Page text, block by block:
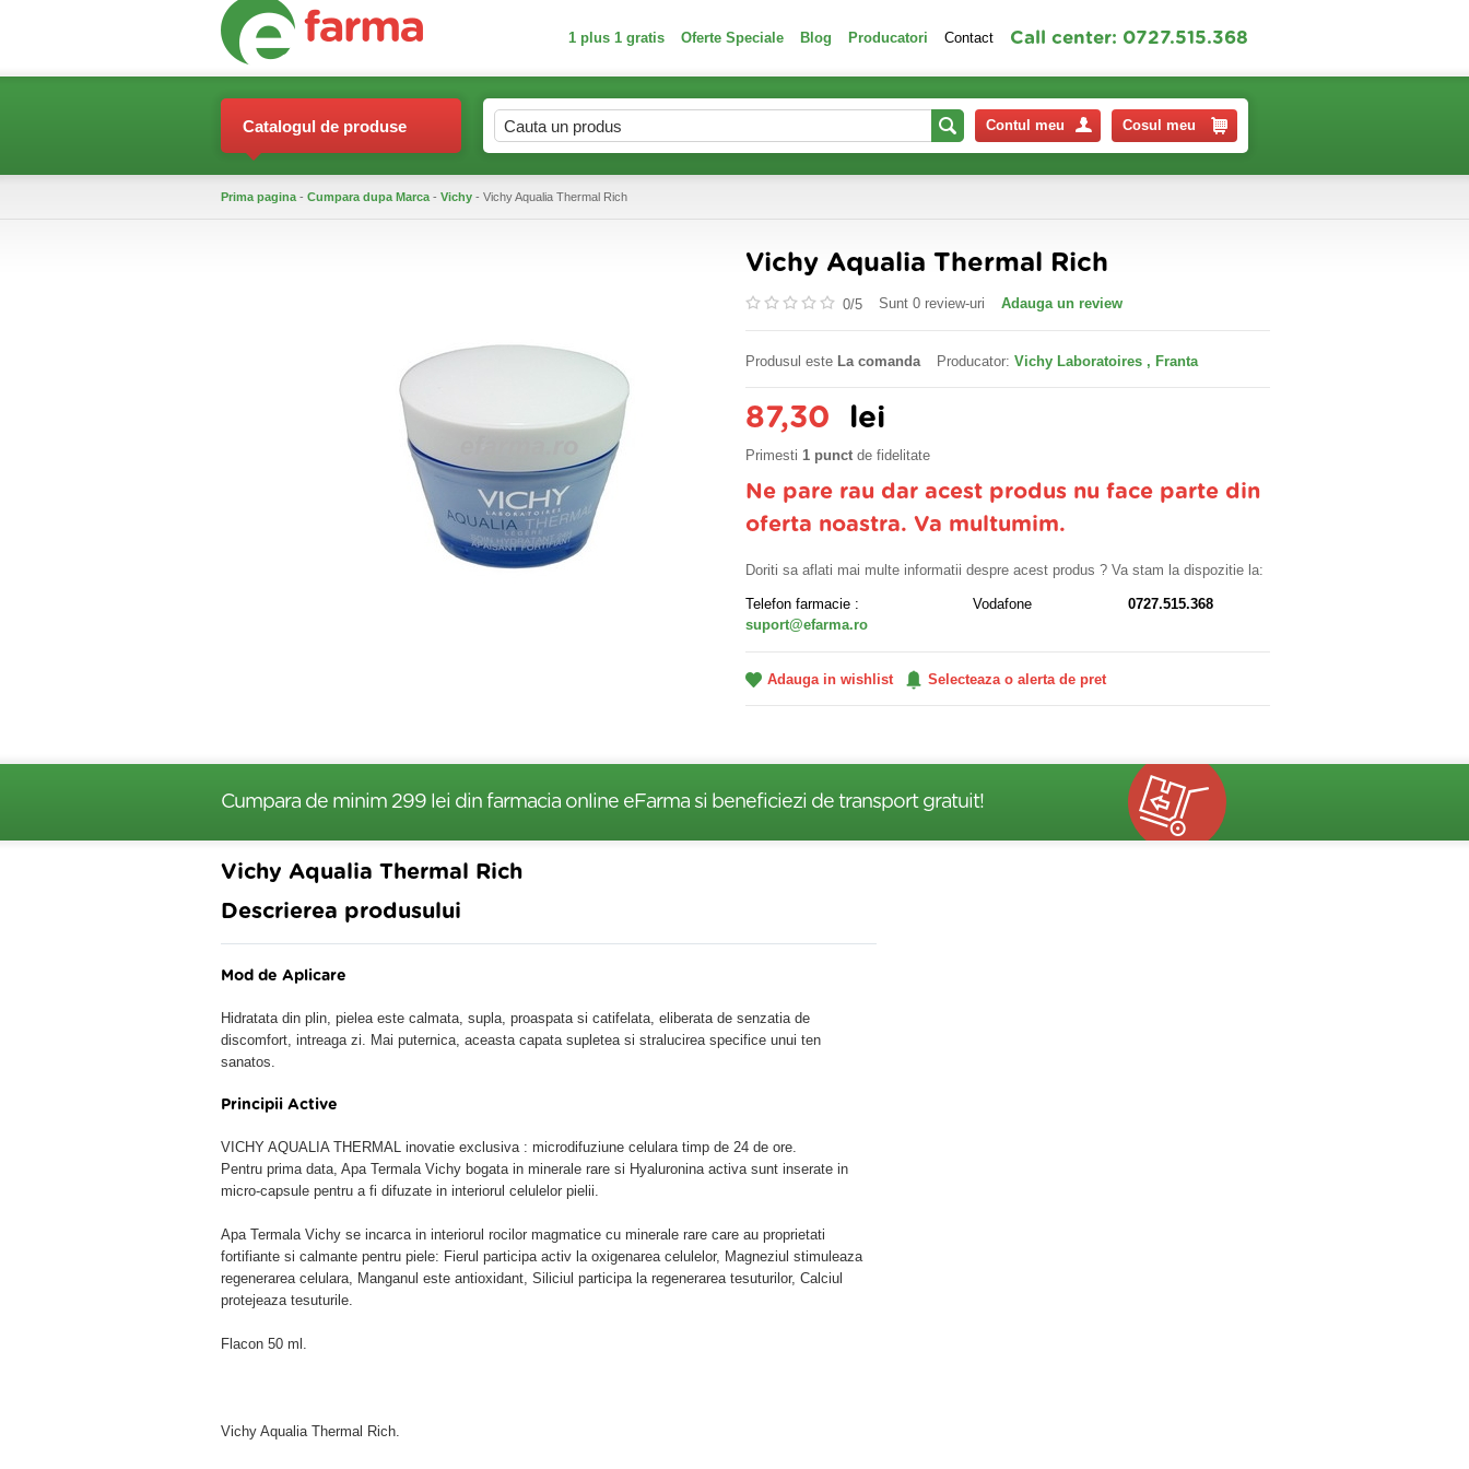
1 plus 1 gratis Oferte Speciale Blog Producatori Contact Call center: 0727.515.368
Catalogul de produse Contul meu Cosul meu
Prima pagina - Cumpara dupa Marca - Vichy - Vichy Aqualia Thermal Rich
Vichy Aqualia Thermal Rich
0/5 Sunt 0 review-uri Adauga un review
Produsul este La comanda Producator: Vichy Laboratoires , Franta
87,30 lei
Primesti 1 punct de fidelitate
Ne pare rau dar acest produs nu face parte din
oferta noastra. Va multumim.
Doriti sa aflati mai multe informatii despre acest produs ? Va stam la dispozitie la:
Telefon farmacie : Vodafone
0727.515.368
suport@efarma.ro
Adauga in wishlist Selecteaza o alerta de pret
Cumpara de minim 299 lei din farmacia online eFarma si beneficiezi de transport gratuit!
Vichy Aqualia Thermal Rich
Descrierea produsului
Mod de Aplicare
Hidratata din plin, pielea este calmata, supla, proaspata si catifelata, eliberata de senzatia de
discomfort, intreaga zi. Mai puternica, aceasta capata supletea si stralucirea specifice unui ten
sanatos.
Principii Active
VICHY AQUALIA THERMAL inovatie exclusiva : microdifuziune celulara timp de 24 de ore.
Pentru prima data, Apa Termala Vichy bogata in minerale rare si Hyaluronina activa sunt inserate in
micro-capsule pentru a fi difuzate in interiorul celulelor pielii.
Apa Termala Vichy se incarca in interiorul rocilor magmatice cu minerale rare care au proprietati
fortifiante si calmante pentru piele: Fierul participa activ la oxigenarea celulelor, Magneziul stimuleaza
regenerarea celulara, Manganul este antioxidant, Siliciul participa la regenerarea tesuturilor, Calciul
protejeaza tesuturile.
Flacon 50 ml.
Vichy Aqualia Thermal Rich.